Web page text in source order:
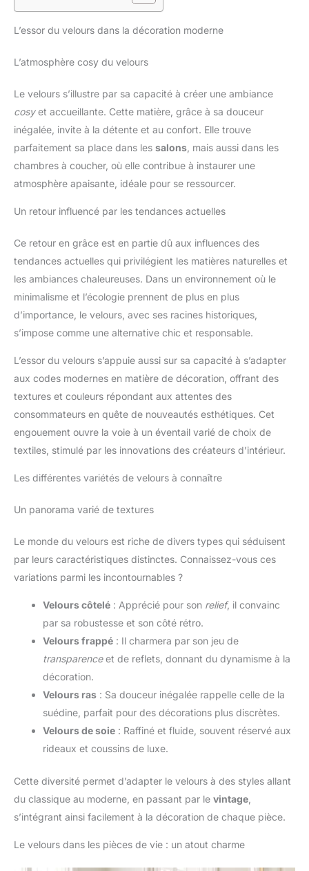
L’essor du velours dans la décoration moderne
L’atmosphère cosy du velours
Le velours s’illustre par sa capacité à créer une ambiance
cosyet accueillante. Cette matière, grâce à sa douceur
inégalée, invite à la détente et au confort. Elle trouve
parfaitement sa place dans les salons , mais aussi dans les
chambres à coucher, où elle contribue à instaurer une
atmosphère apaisante, idéale pour se ressourcer.
Un retour influencé par les tendances actuelles
Ce retour en grâce est en partie dû aux influences des
tendances actuelles qui privilégient les matières naturelles et
les ambiances chaleureuses. Dans un environnement où le
minimalisme et l’écologie prennent de plus en plus
d’importance, le velours, avec ses racines historiques,
s’impose comme une alternative chic et responsable.
L’essor du velours s’appuie aussi sur sa capacité à s’adapter
aux codes modernes en matière de décoration, offrant des
textures et couleurs répondant aux attentes des
consommateurs en quête de nouveautés esthétiques. Cet
engouement ouvre la voie à un éventail varié de choix de
textiles, stimulé par les innovations des créateurs d’intérieur.
Les différentes variétés de velours à connaître
Un panorama varié de textures
Le monde du velours est riche de divers types qui séduisent
par leurs caractéristiques distinctes. Connaissez-vous ces
variations parmi les incontournables ?
Velours côtelé : Apprécié pour son relief, il convainc
par sa robustesse et son côté rétro.
Velours frappé : Il charmera par son jeu de
transparenceet de reflets, donnant du dynamisme à la
décoration.
Velours ras : Sa douceur inégalée rappelle celle de la
suédine, parfait pour des décorations plus discrètes.
Velours de soie : Raffiné et fluide, souvent réservé aux
rideaux et coussins de luxe.
Cette diversité permet d’adapter le velours à des styles allant
du classique au moderne, en passant par le vintage
s’intégrant ainsi facilement à la décoration de chaque pièce.
Le velours dans les pièces de vie : un atout charme